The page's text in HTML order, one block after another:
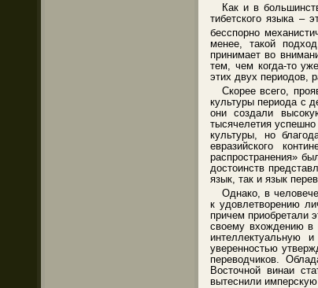
Как и в
тибетского языка –
бесспорно
менее, такой
принимает во
тем, чем когда-то
этих двух периодов,
Скорее всего,
культуры периода с
они создали
тысячелетия
культуры, но
евразийского
распространения»
достоинств
язык, так и язык
Однако, в
к удовлетворению
причем приобретали
своему вхождению в
интеллектуальную
уверенностью
переводчиков.
Восточной винаи
вытеснили